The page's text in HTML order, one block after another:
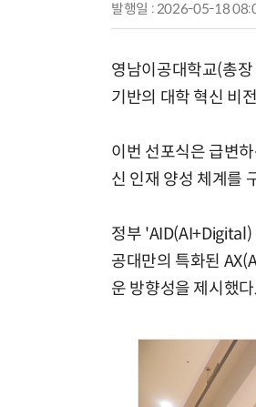
발행일 : 2026-05-18
영남이공대학교(총
기반의 대학 혁신 비
이번 선포식은 급변
신 인재 양성 체계를
정부 'AID(AI+Digital)
공대만의 특화된
운 방향성을 제시했다.